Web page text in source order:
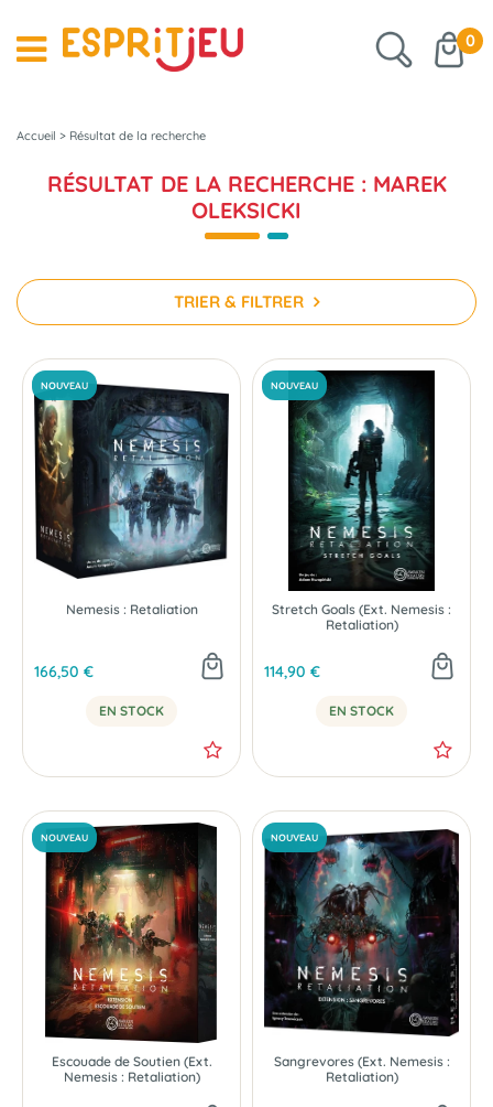
0
Accueil > Résultat de la recherche
RÉSULTAT DE LA RECHERCHE : MAREK
OLEKSICKI
TRIER & FILTRER
NOUVEAU
Nemesis : Retaliation
166,50 €
EN STOCK
NOUVEAU
Stretch Goals (Ext. Nemesis :
Retaliation)
114,90 €
EN STOCK
Escouade de Soutien (Ext.
Nemesis : Retaliation)
Sangrevores (Ext. Nemesis :
Retaliation)